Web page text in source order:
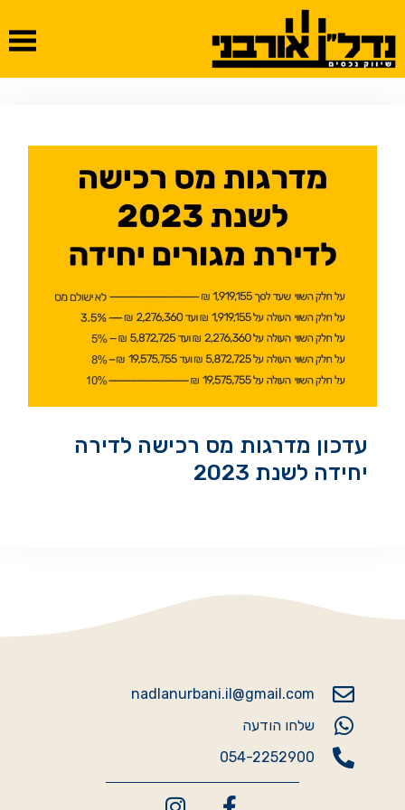
עדכון מדרגות מס רכישה לדירה
יחידה לשנת 2023
nadlanurbani.il@gmail.com
שלחו הודעה
054-2252900